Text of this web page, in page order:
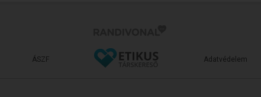
ÁSZF Adatvédelem